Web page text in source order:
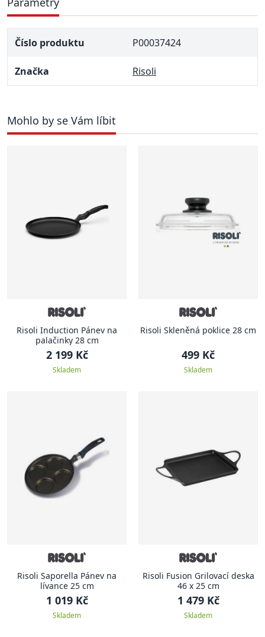
Číslo produktu P00037424
Značka Risoli
Mohlo by se Vám líbit
Risoli Induction Pánev na
palačinky 28 cm
2 199 Kč
Skladem
Risoli Skleněná poklice 28 cm
499 Kč
Skladem
Risoli Saporella Pánev na
lívance 25 cm
1 019 Kč
Skladem
Risoli Fusion Grilovací deska
46 x 25 cm
1 479 Kč
Skladem